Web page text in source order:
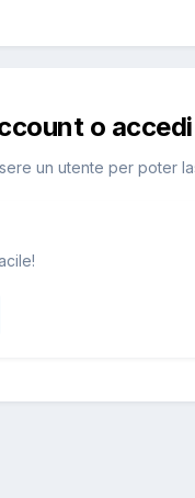
o
un utente per poter